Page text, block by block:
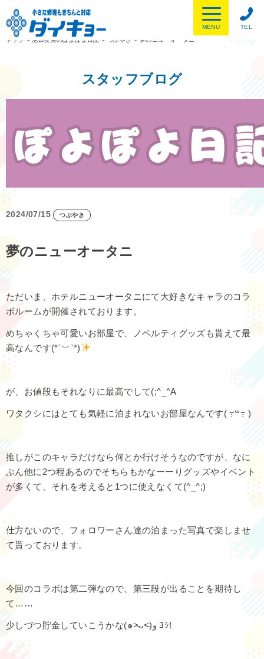
TEL
MENU
トップ
> 池田友美のぽよぽよ日記 > つぶやき > 夢のニューオータニ
スタッフブログ
2024/07/15 つぶやき
夢のニューオータニ
ただいま、ホテルニューオータニにて大好きなキャラのコラ
ボルームが開催されております。
めちゃくちゃ可愛いお部屋で、ノベルティグッズも貰えて最
高なんです(*´﹀`*)
が、お値段もそれなりに最高でして(;^_^A
ワタクシにはとても気軽に泊まれないお部屋なんです( ߹꒳​߹ )
推しがこのキャラだけなら何とか行けそうなのですが、なに
ぶん他に2つ程あるのでそちらもかなーーりグッズやイベント
が多くて、それを考えると1つに使えなくて(^_^;)
仕方ないので、フォロワーさん達の泊まった写真で楽しませ
て貰っております。
今回のコラボは第二弾なので、第三段が出ることを期待し
て……
少しづつ貯金していこうかな(๑˃̵ᴗ˂̵)و ﾖｼ!